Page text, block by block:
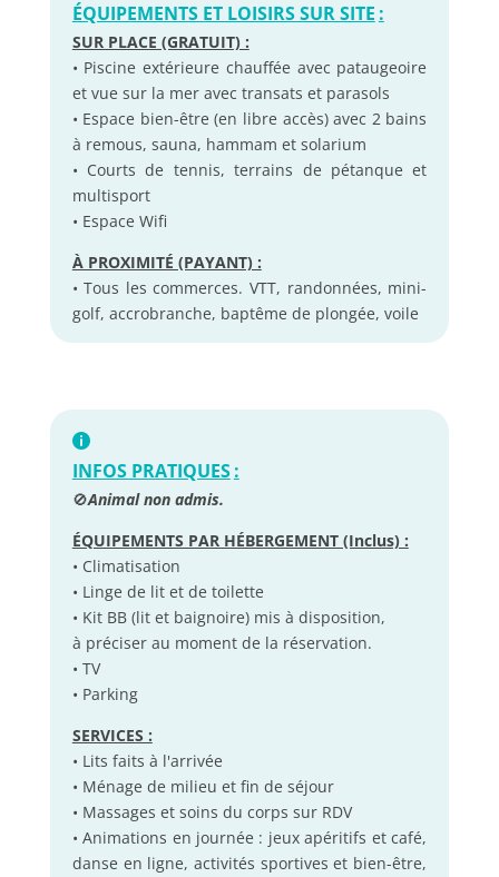
ÉQUIPEMENTS ET LOISIRS SUR SITE :
SUR PLACE (GRATUIT) :
• Piscine extérieure chauffée avec pataugeoire
et vue sur la mer avec transats et parasols
• Espace bien-être (en libre accès) avec 2 bains
à remous, sauna, hammam et solarium
• Courts de tennis, terrains de pétanque et
multisport
• Espace Wifi
À PROXIMITÉ (PAYANT) :
• Tous les commerces. VTT, randonnées, mini-
golf, accrobranche, baptême de plongée, voile
INFOS PRATIQUES:
🚫Animal non admis.
ÉQUIPEMENTS PAR HÉBERGEMENT (Inclus) :
• Climatisation
• Linge de lit et de toilette
• Kit BB (lit et baignoire) mis à disposition,
à préciser au moment de la réservation.
• TV
• Parking
SERVICES :
• Lits faits à l'arrivée
• Ménage de milieu et fin de séjour
• Massages et soins du corps sur RDV
• Animations en journée : jeux apéritifs et café,
danse en ligne, activités sportives et bien-être,